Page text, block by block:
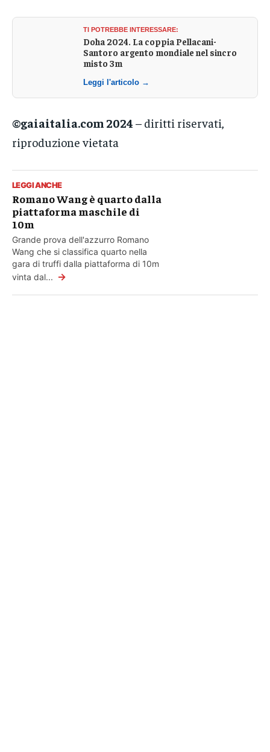
TI POTREBBE INTERESSARE:
Doha 2024. La coppia Pellacani-
Santoro argento mondiale nel sincro
misto 3m
Leggi l'articolo →
©gaiaitalia.com 2024 – diritti riservati,
riproduzione vietata
LEGGI ANCHE
Romano Wang è quarto dalla
piattaforma maschile di
10m
Grande prova dell'azzurro Romano
Wang che si classifica quarto nella
gara di truffi dalla piattaforma di 10m
vinta dal... →